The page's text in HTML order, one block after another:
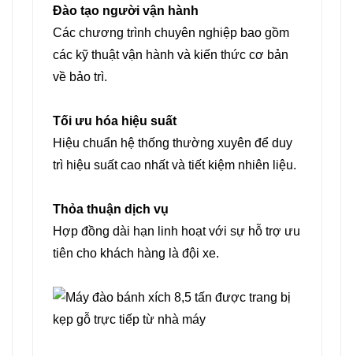
Đào tạo người vận hành
Các chương trình chuyên nghiệp bao gồm
các kỹ thuật vận hành và kiến ​​thức cơ bản
về bảo trì.
Tối ưu hóa hiệu suất
Hiệu chuẩn hệ thống thường xuyên để duy
trì hiệu suất cao nhất và tiết kiệm nhiên liệu.
Thỏa thuận dịch vụ
Hợp đồng dài hạn linh hoạt với sự hỗ trợ ưu
tiên cho khách hàng là đội xe.